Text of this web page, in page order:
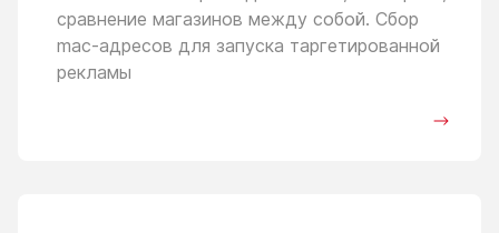
сравнение магазинов между собой. Сбор
mac-адресов для запуска таргетированной
рекламы